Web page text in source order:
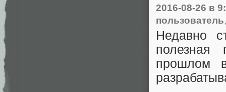
2016-08-26 в
пользователь
Недавно
прошлом